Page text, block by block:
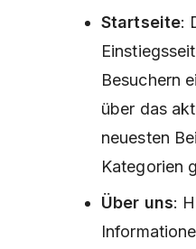
Startseite:
Besuchern
über das
neuesten
Kategorien
Über uns: